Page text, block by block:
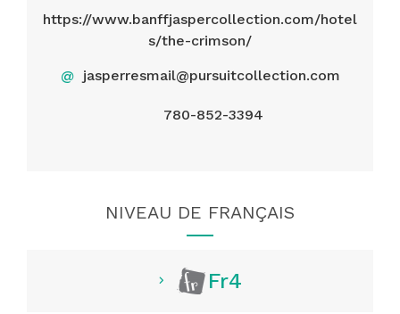
https://www.banffjaspercollection.com/hotel
s/the-crimson/
@ jasperresmail@pursuitcollection.com
780-852-3394
NIVEAU DE FRANÇAIS
Fr4